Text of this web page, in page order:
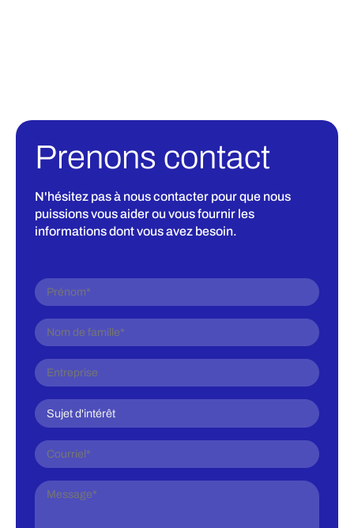
Prenons contact
N'hésitez pas à nous contacter pour que nous
puissions vous aider ou vous fournir les
informations dont vous avez besoin.